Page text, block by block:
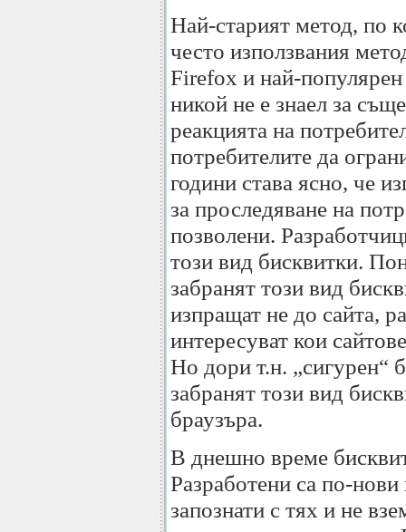
Най-старият метод, по
често използвания
Firefox и най-популярен
никой не е знаел за
реакцията на
потребителите да
години става ясно, че
за проследяване на
позволени.
този вид бисквитки.
забранят този вид
изпращат не до сайта,
интересуват кои
Но дори т.н. „сигурен“
забранят този вид
браузъра.
В днешно време
Разработени са по-
запознати с тях и не